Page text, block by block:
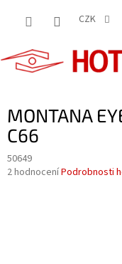
CZK
MONTANA
C66
50649
Průměrné
2 hodnoceníPodrobnosti